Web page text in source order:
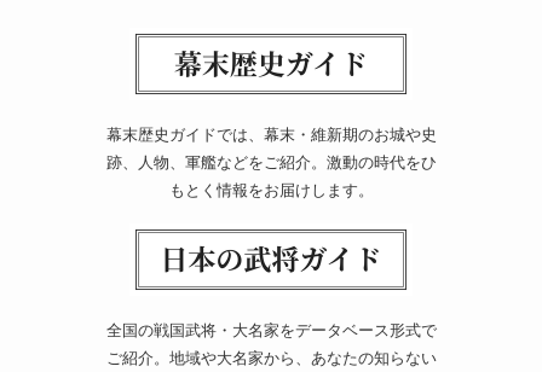
幕末歴史ガイドでは、幕末・維新期のお城や史
跡、人物、軍艦などをご紹介。激動の時代をひ
もとく情報をお届けします。
全国の戦国武将・大名家をデータベース形式で
ご紹介。地域や大名家から、あなたの知らない